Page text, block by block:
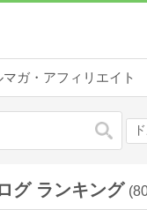
マガ・アフィリエイト
検索
グ ランキング